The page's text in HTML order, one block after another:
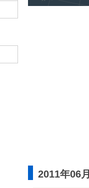
2011年06